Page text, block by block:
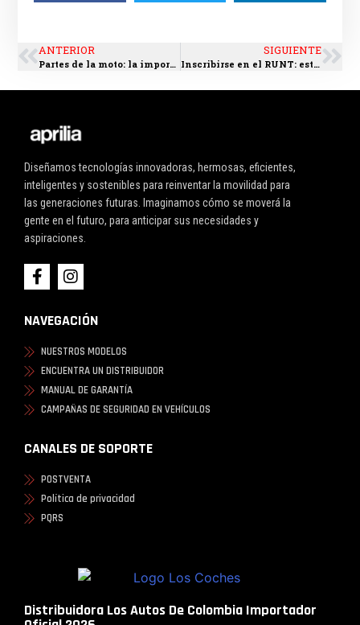
ANTERIOR
Partes de la moto: la importancia de conocer el funcionamiento interno
SIGUIENTE
Inscribirse en el RUNT: estos son los pasos a seguir
Diseñamos tecnologías innovadoras, hermosas, eficientes,
inteligentes y sostenibles para reinventar la movilidad para
las generaciones futuras. Imaginamos cómo se moverá la
gente en el futuro, para anticipar sus necesidades y
aspiraciones.
NAVEGACIÓN
NUESTROS MODELOS
ENCUENTRA UN DISTRIBUIDOR
MANUAL DE GARANTÍA
CAMPAÑAS DE SEGURIDAD EN VEHÍCULOS
CANALES DE SOPORTE
POSTVENTA
Política de privacidad
PQRS
Distribuidora Los Autos De Colombia Importador